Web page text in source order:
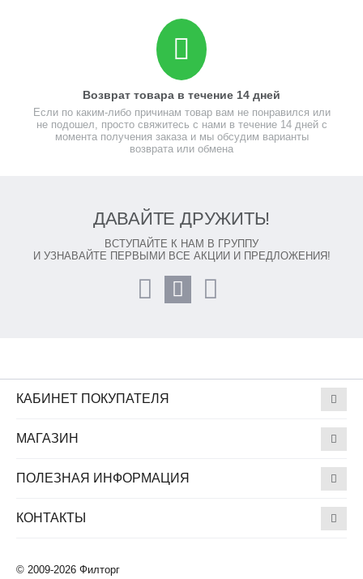
Возврат товара в течение 14 дней
Если по каким-либо причинам товар вам не понравился или
не подошел, просто свяжитесь с нами в течение 14 дней с
момента получения заказа и мы обсудим варианты
возврата или обмена
ДАВАЙТЕ ДРУЖИТЬ!
ВСТУПАЙТЕ К НАМ В ГРУППУ
И УЗНАВАЙТЕ ПЕРВЫМИ ВСЕ АКЦИИ И ПРЕДЛОЖЕНИЯ!
КАБИНЕТ ПОКУПАТЕЛЯ
МАГАЗИН
ПОЛЕЗНАЯ ИНФОРМАЦИЯ
КОНТАКТЫ
© 2009-2026 Филторг